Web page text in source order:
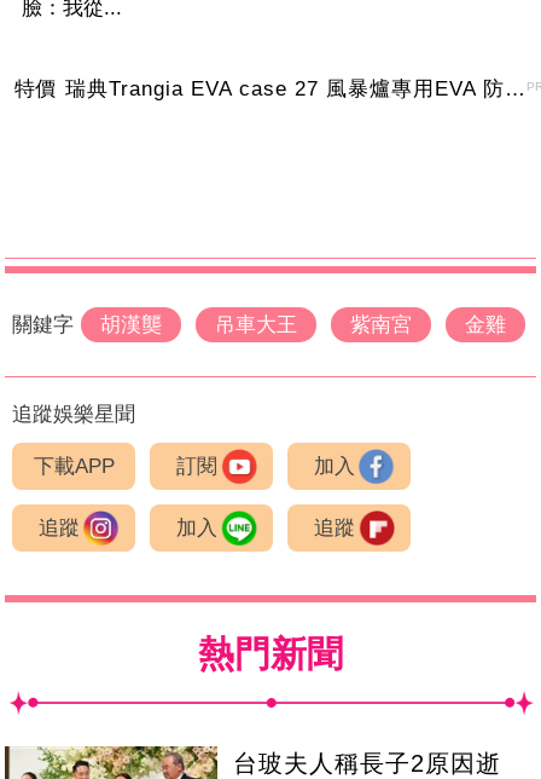
臉：我從...
特價 瑞典Trangia EVA case 27 風暴爐專用EVA 防護外盒(小)-黑
關鍵字 胡漢龑 吊車大王 紫南宮 金雞
追蹤娛樂星聞
下載APP 訂閱 加入
追蹤 加入 追蹤
熱門新聞
台玻夫人稱長子2原因逝